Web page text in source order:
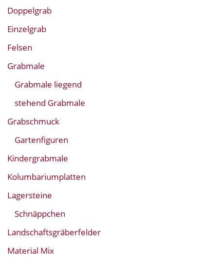
Doppelgrab
Einzelgrab
Felsen
Grabmale
Grabmale liegend
stehend Grabmale
Grabschmuck
Gartenfiguren
Kindergrabmale
Kolumbariumplatten
Lagersteine
Schnäppchen
Landschaftsgräberfelder
Material Mix